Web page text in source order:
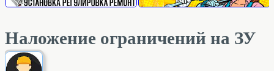
Наложение ограничений на ЗУ